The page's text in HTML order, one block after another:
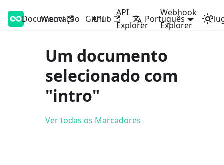
Woovi Developers
Documentação API
API
Explorer
Webhook
Explorer
Woovi Github Português
Um documento
selecionado com
"intro"
Ver todas os Marcadores